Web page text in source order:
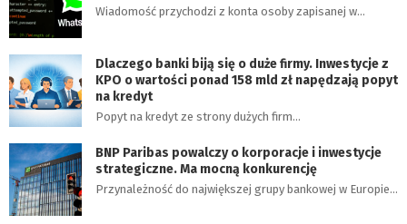
Wiadomość przychodzi z konta osoby zapisanej w…
Dlaczego banki biją się o duże firmy. Inwestycje z
KPO o wartości ponad 158 mld zł napędzają popyt
na kredyt
Popyt na kredyt ze strony dużych firm…
BNP Paribas powalczy o korporacje i inwestycje
strategiczne. Ma mocną konkurencję
Przynależność do największej grupy bankowej w Europie…